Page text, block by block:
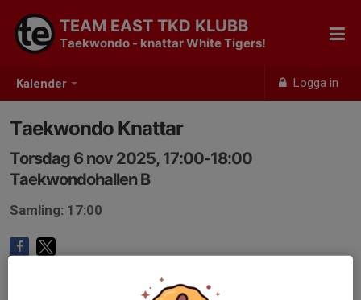
Kalender Logga in
TEAM EAST TKD KLUBB
Taekwondo - knattar White Tigers!
Taekwondo Knattar
Torsdag 6 nov 2025, 17:00-18:00
Taekwondohallen B
Samling: 17:00